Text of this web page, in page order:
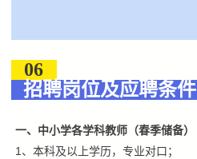
06
招聘岗位及应聘条件
一、中小学各学科教师（春季储备）
1、本科及以上学历，专业对口；